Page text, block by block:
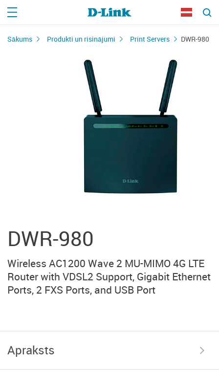
Sākums Produkti un risinājumi Print Servers DWR-980
DWR-980
Wireless AC1200 Wave 2 MU-MIMO 4G LTE
Router with VDSL2 Support, Gigabit Ethernet
Ports, 2 FXS Ports, and USB Port
Apraksts